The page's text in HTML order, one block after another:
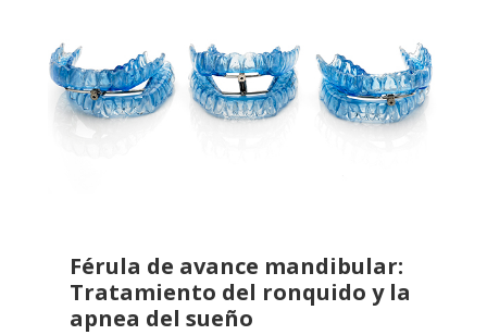
Férula de avance mandibular:
Tratamiento del ronquido y la
apnea del sueño